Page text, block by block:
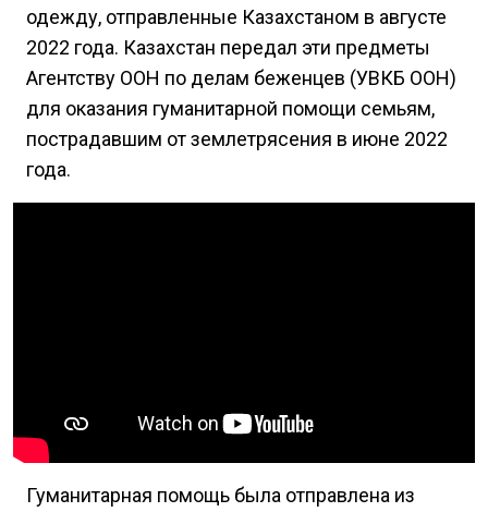
одежду, отправленные Казахстаном в августе
2022 года. Казахстан передал эти предметы
Агентству ООН по делам беженцев (УВКБ ООН)
для оказания гуманитарной помощи семьям,
пострадавшим от землетрясения в июне 2022
года.
Гуманитарная помощь была отправлена из